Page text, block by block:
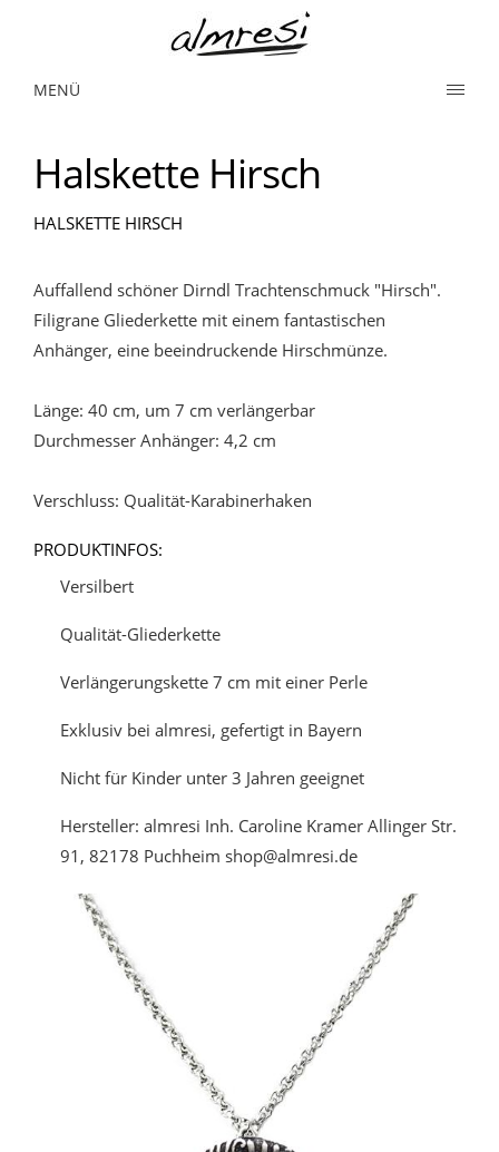
MENÜ
Halskette Hirsch
HALSKETTE HIRSCH
Auffallend schöner Dirndl Trachtenschmuck "Hirsch".
Filigrane Gliederkette mit einem fantastischen
Anhänger, eine beeindruckende Hirschmünze.
Länge: 40 cm, um 7 cm verlängerbar
Durchmesser Anhänger: 4,2 cm
Verschluss: Qualität-Karabinerhaken
PRODUKTINFOS:
Versilbert
Qualität-Gliederkette
Verlängerungskette 7 cm mit einer Perle
Exklusiv bei almresi, gefertigt in Bayern
Nicht für Kinder unter 3 Jahren geeignet
Hersteller: almresi Inh. Caroline Kramer Allinger Str.
91, 82178 Puchheim shop@almresi.de